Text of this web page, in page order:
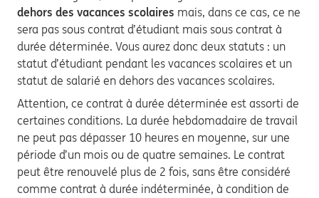
dehors des vacances scolaires mais, dans ce cas, ce ne
sera pas sous contrat d’étudiant mais sous contrat à
durée déterminée. Vous aurez donc deux statuts : un
statut d’étudiant pendant les vacances scolaires et un
statut de salarié en dehors des vacances scolaires.
Attention, ce contrat à durée déterminée est assorti de
certaines conditions. La durée hebdomadaire de travail
ne peut pas dépasser 10 heures en moyenne, sur une
période d’un mois ou de quatre semaines. Le contrat
peut être renouvelé plus de 2 fois, sans être considéré
comme contrat à durée indéterminée, à condition de